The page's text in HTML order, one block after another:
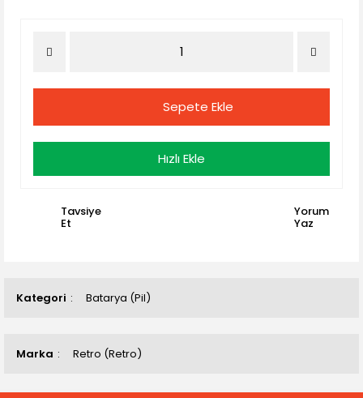
Kategori Batarya (Pil)
Marka Retro (Retro)
Sepete Ekle
Hızlı Ekle
Tavsiye
Et
Yorum
Yaz